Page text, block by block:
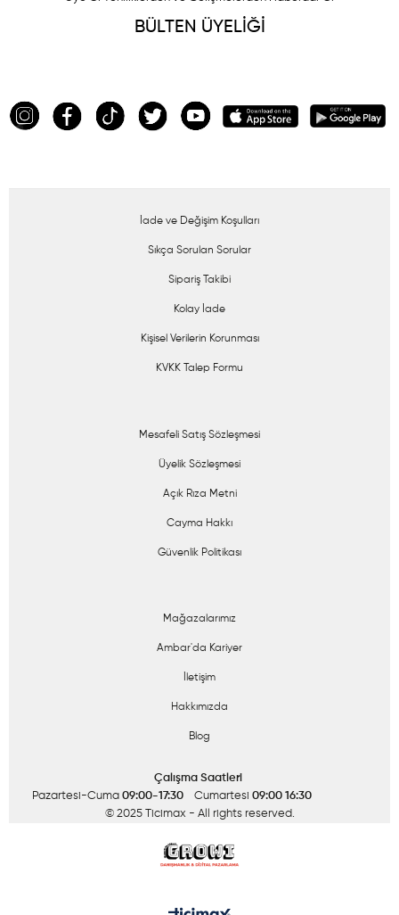
BÜLTEN ÜYELİĞİ
İade ve Değişim Koşulları
Sıkça Sorulan Sorular
Sipariş Takibi
Kolay İade
Kişisel Verilerin Korunması
KVKK Talep Formu
Mesafeli Satış Sözleşmesi
Üyelik Sözleşmesi
Açık Rıza Metni
Cayma Hakkı
Güvenlik Politikası
Mağazalarımız
Ambar'da Kariyer
İletişim
Hakkımızda
Blog
Çalışma Saatleri
Pazartesi-Cuma 09:00-17:30 Cumartesi 09:00 16:30
© 2025 Ticimax - All rights reserved.